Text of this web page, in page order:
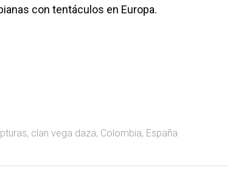
con tentáculos en Europa.
, clan vega daza, Colombia, España